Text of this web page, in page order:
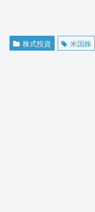
株式投資 米国株